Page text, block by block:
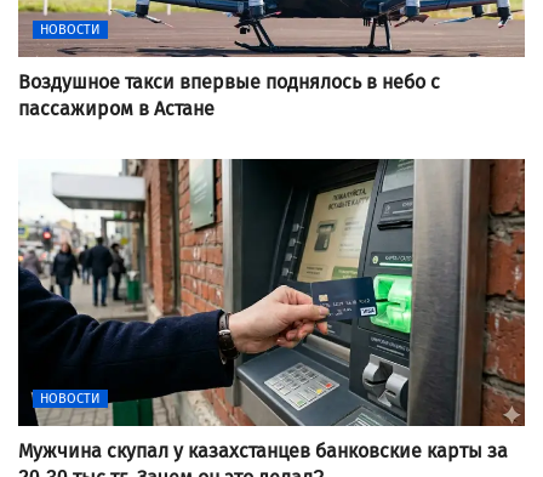
НОВОСТИ
Воздушное такси впервые поднялось в небо с
пассажиром в Астане
НОВОСТИ
Мужчина скупал у казахстанцев банковские карты за